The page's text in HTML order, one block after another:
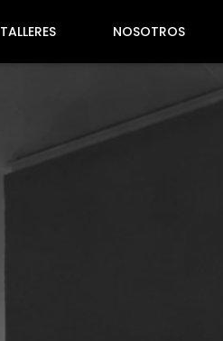
TALLERES NOSOTROS